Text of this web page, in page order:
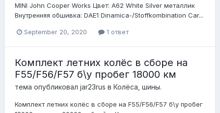
MINI John Cooper Works Цвет: A62 White Silver металлик
Внутренняя обшивка: DAE1 Dinamica-/Stoffkombination Car...
September 20, 2020 1 ответ
Комплект летних колёс в сборе на
F55/F56/F57 б\у пробег 18000 км
тема опубликовал jar23rus в Колёса, шины.
Комплект летних колёс в сборе на F55/F56/F57 б\у пробег